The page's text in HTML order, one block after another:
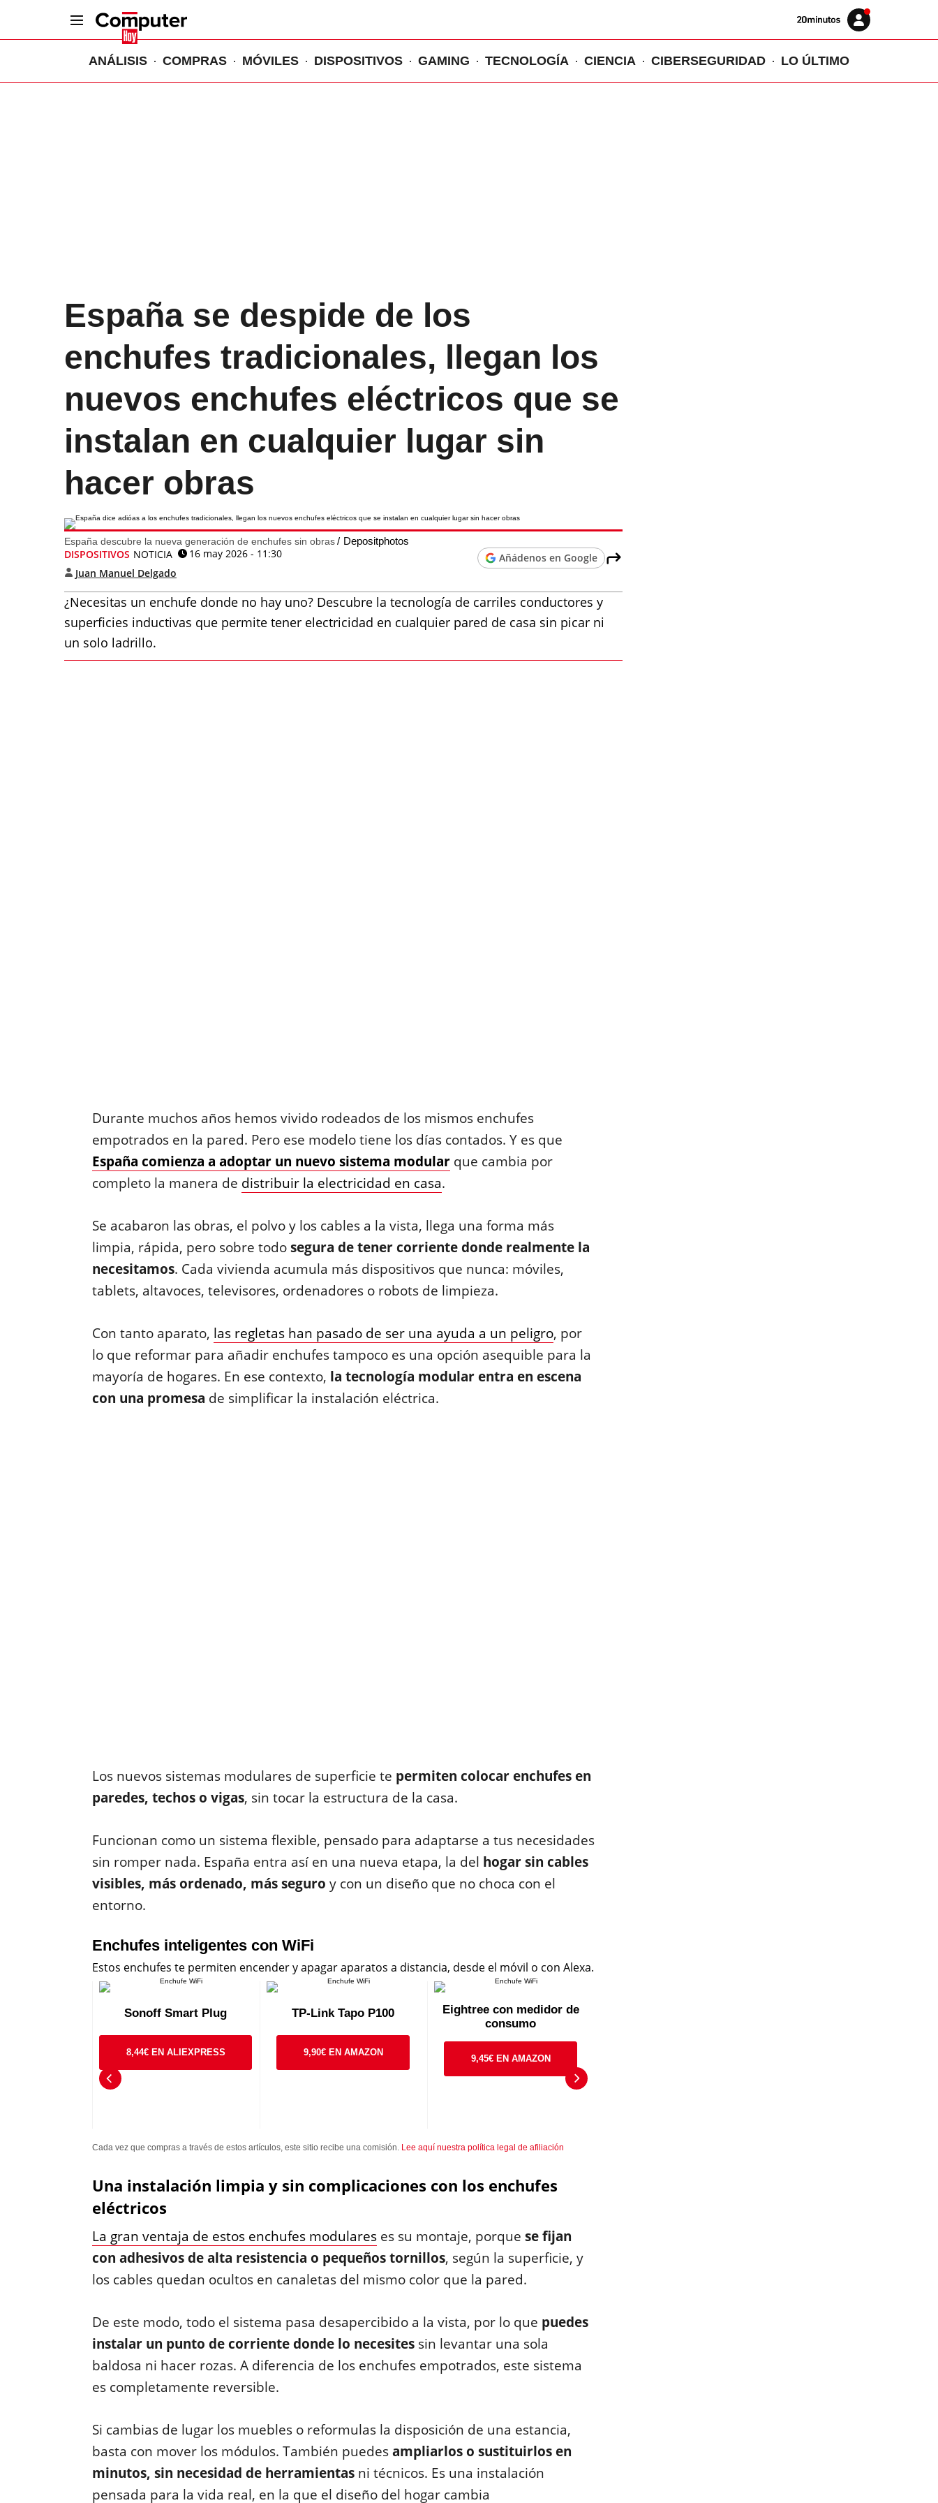
Volver
Iniciar
sesión
ANÁLISIS COMPRAS MÓVILES DISPOSITIVOS GAMING TECNOLOGÍA CIENCIA CIBERSEGURIDAD LO ÚLTIMO
España se despide de los
enchufes tradicionales, llegan los
nuevos enchufes eléctricos que se
instalan en cualquier lugar sin
hacer obras
España descubre la nueva generación de enchufes sin obras Depositphotos
DISPOSITIVOS NOTICIA
16 may 2026 - 11:30
Juan Manuel Delgado
Añádenos en Google
¿Necesitas un enchufe donde no hay uno? Descubre la tecnología de carriles conductores y
superficies inductivas que permite tener electricidad en cualquier pared de casa sin picar ni
un solo ladrillo.
Durante muchos años hemos vivido rodeados de los mismos enchufes
empotrados en la pared. Pero ese modelo tiene los días contados. Y es que
España comienza a adoptar un nuevo sistema modularque cambia por
completo la manera de distribuir la electricidad en casa.
Se acabaron las obras, el polvo y los cables a la vista, llega una forma más
limpia, rápida, pero sobre todosegura de tener corriente donde realmente la
necesitamos. Cada vivienda acumula más dispositivos que nunca: móviles,
tablets, altavoces, televisores, ordenadores o robots de limpieza.
Con tanto aparato, las regletas han pasado de ser una ayuda a un peligro, por
lo que reformar para añadir enchufes tampoco es una opción asequible para la
mayoría de hogares. En ese contexto, la tecnología modular entra en escena
con una promesa de simplificar la instalación eléctrica.
Los nuevos sistemas modulares de superficie te permiten colocar enchufes en
paredes, techos o vigas, sin tocar la estructura de la casa.
Funcionan como un sistema flexible, pensado para adaptarse a tus necesidades
sin romper nada. España entra así en una nueva etapa, la del hogar sin cables
visibles, más ordenado, más seguro y con un diseño que no choca con el
entorno.
Enchufes inteligentes con WiFi
Estos enchufes te permiten encender y apagar aparatos a distancia, desde el móvil o con Alexa.
Sonoff Smart Plug
8,44€ EN ALIEXPRESS
TP-Link Tapo P100
9,90€ EN AMAZON
Eightree con medidor de
consumo
9,45€ EN AMAZON
Cada vez que compras a través de estos artículos, este sitio recibe una comisión. Lee aquí nuestra política legal de afiliación
Una instalación limpia y sin complicaciones con los enchufes
eléctricos
La gran ventaja de estos enchufes modulareses su montaje, porque se fijan
con adhesivos de alta resistencia o pequeños tornillos, según la superficie, y
los cables quedan ocultos en canaletas del mismo color que la pared.
De este modo, todo el sistema pasa desapercibido a la vista, por lo que puedes
instalar un punto de corriente donde lo necesitessin levantar una sola
baldosa ni hacer rozas. A diferencia de los enchufes empotrados, este sistema
es completamente reversible.
Si cambias de lugar los muebles o reformulas la disposición de una estancia,
basta con mover los módulos. También puedesampliarlos o sustituirlos en
minutos, sin necesidad de herramientasni técnicos. Es una instalación
pensada para la vida real, en la que el diseño del hogar cambia